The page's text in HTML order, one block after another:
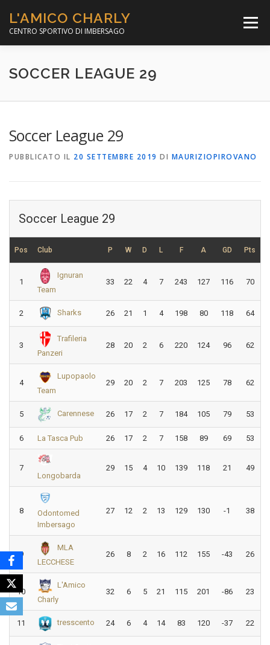
contenuto
L'AMICO CHARLY
CENTRO SPORTIVO DI IMBERSAGO
Menù
LA SOCCER LEAGUE CORSO CALCIO A 5
SCUOLA TENNIS
SOCCER LEAGUE 29
Soccer League 29
PUBBLICATO IL 20 SETTEMBRE 2019 DI MAURIZIOPIROVANO
Soccer League 29
Pos Club P W D L F A GD Pts
1
Ignuran
Team
33 22 4 7 243 127 116 70
2 Sharks 26 21 1 4 198 80 118 64
3
Trafileria
Panzeri
28 20 2 6 220 124 96 62
4
Lupopaolo
Team
29 20 2 7 203 125 78 62
5 Carennese 26 17 2 7 184 105 79 53
6 La Tasca Pub 26 17 2 7 158 89 69 53
7
Longobarda
29 15 4 10 139 118 21 49
8
Odontomed
Imbersago
27 12 2 13 129 130 -1 38
9
MLA
LECCHESE
26 8 2 16 112 155 -43 26
10
L'Amico
Charly
32 6 5 21 115 201 -86 23
11 tresscento 24 6 4 14 83 120 -37 22